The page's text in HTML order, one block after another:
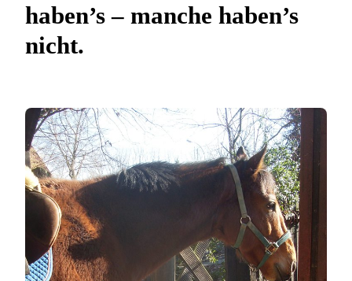
haben’s – manche haben’s
nicht.